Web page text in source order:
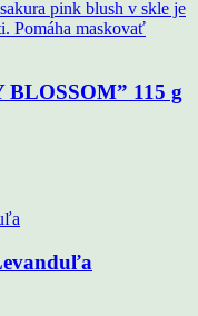
BLOSSOM” 115 g